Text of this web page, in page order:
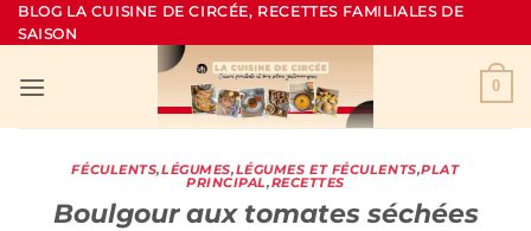
Passer
au
BLOG LA CUISINE DE CIRCÉE, RECETTES FAMILIALES DE
SAISON
0
FÉCULENTS,LÉGUMES,LÉGUMES ET FÉCULENTS,PLAT
PRINCIPAL,RECETTES
Boulgour aux tomates séchées